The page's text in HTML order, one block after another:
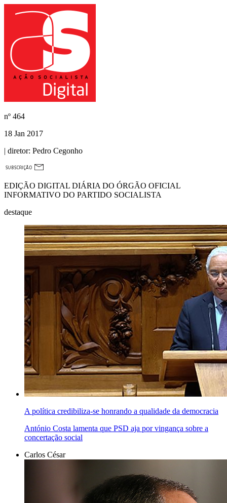
nº 464
18 Jan 2017
| diretor: Pedro Cegonho
EDIÇÃO DIGITAL DIÁRIA DO ÓRGÃO OFICIAL
INFORMATIVO DO PARTIDO SOCIALISTA
destaque
A política credibiliza-se honrando a qualidade da democracia
António Costa lamenta que PSD aja por vingança sobre a
concertação social
Carlos César